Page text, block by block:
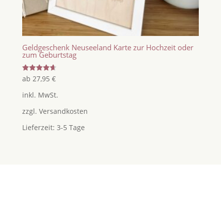
Geldgeschenk Neuseeland Karte zur Hochzeit oder
zum Geburtstag
Bewertet
mit
von 5
ab 27,95 €
inkl. MwSt.
zzgl. Versandkosten
Lieferzeit: 3-5 Tage